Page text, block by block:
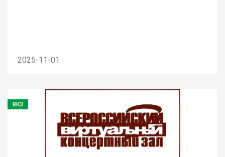
2025-11-01
ВКЗ